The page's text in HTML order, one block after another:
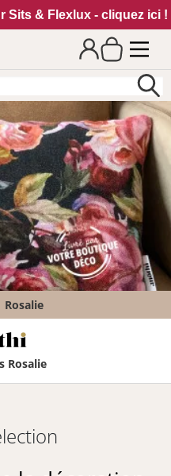
Sits & Flexlux - cliquez ici !
Rosalie
Rosalie